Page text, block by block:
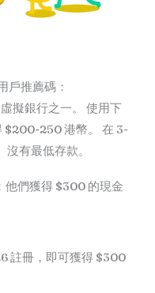
戶推薦碼：
擬銀行之一。 使用下
$200-250 港幣。 在 3-
有最低存款。
他們獲得 $300 的現金
註冊，即可獲得 $300